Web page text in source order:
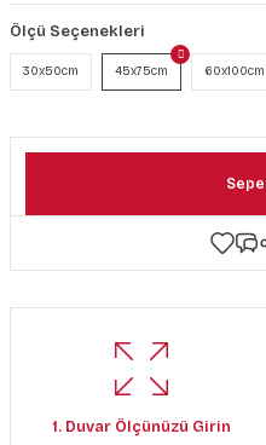
Ölçü Seçenekleri
30x50cm 45x75cm 60x100cm
1. Duvar Ölçünüzü Girin